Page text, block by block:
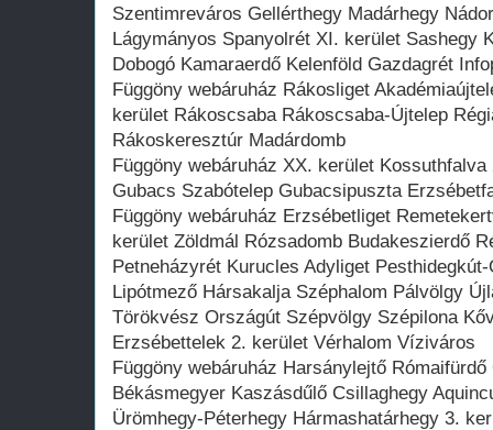
Szentimreváros Gellérthegy Madárhegy
Lágymányos Spanyolrét XI. kerület Sashegy
Dobogó Kamaraerdő Kelenföld Gazdagrét
Függöny webáruház Rákosliget
kerület Rákoscsaba Rákoscsaba-Újtelep
Rákoskeresztúr Madárdomb
Függöny webáruház XX. kerület
Gubacs Szabótelep Gubacsipuszta
Függöny webáruház Erzsébetliget
kerület Zöldmál Rózsadomb Budakeszierdő
Petneházyrét Kurucles Adyliget
Lipótmező Hársakalja Széphalom Pálvölgy
Törökvész Országút Szépvölgy Szépilona
Erzsébettelek 2. kerület Vérhalom Víziváros
Függöny webáruház Harsánylejtő
Békásmegyer Kaszásdűlő Csillaghegy
Ürömhegy-Péterhegy Hármashatárhegy 3.